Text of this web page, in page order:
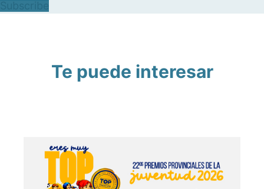
Te puede interesar